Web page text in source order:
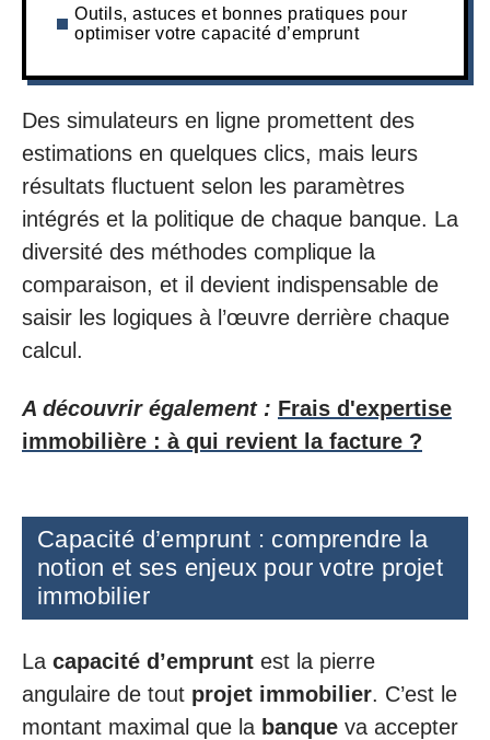
Outils, astuces et bonnes pratiques pour
optimiser votre capacité d’emprunt
Des simulateurs en ligne promettent des
estimations en quelques clics, mais leurs
résultats fluctuent selon les paramètres
intégrés et la politique de chaque banque. La
diversité des méthodes complique la
comparaison, et il devient indispensable de
saisir les logiques à l’œuvre derrière chaque
calcul.
A découvrir également : Frais d'expertise
immobilière : à qui revient la facture ?
Capacité d’emprunt : comprendre la
notion et ses enjeux pour votre projet
immobilier
La capacité d’emprunt est la pierre
angulaire de tout projet immobilier. C’est le
montant maximal que la banque va accepter